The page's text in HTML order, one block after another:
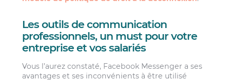
Les outils de communication
professionnels, un must pour votre
entreprise et vos salariés
Vous l’aurez constaté, Facebook Messenger a ses
avantages et ses inconvénients à être utilisé